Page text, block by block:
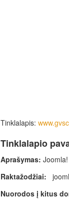
Tinklalapis:
Tinklalapio
Aprašymas:
Raktažodžiai:
Nuorodos į kitus